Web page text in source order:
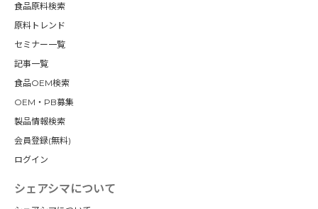
食品原料検索
原料トレンド
セミナー一覧
記事一覧
食品OEM検索
OEM・PB募集
製品情報検索
会員登録(無料)
ログイン
シェアシマについて